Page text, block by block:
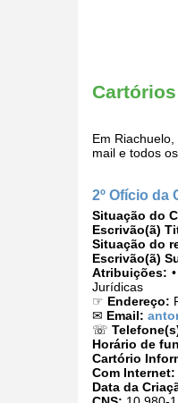
Em
mail e todos
2º Ofício da
Situação do
Escrivão(ã)
Situação do
Escrivão(ã)
Atribuições:
Jurídicas
☞ Endereço:
✉ Email:
☏
Horário de
Cartório
Com Internet:
Data da